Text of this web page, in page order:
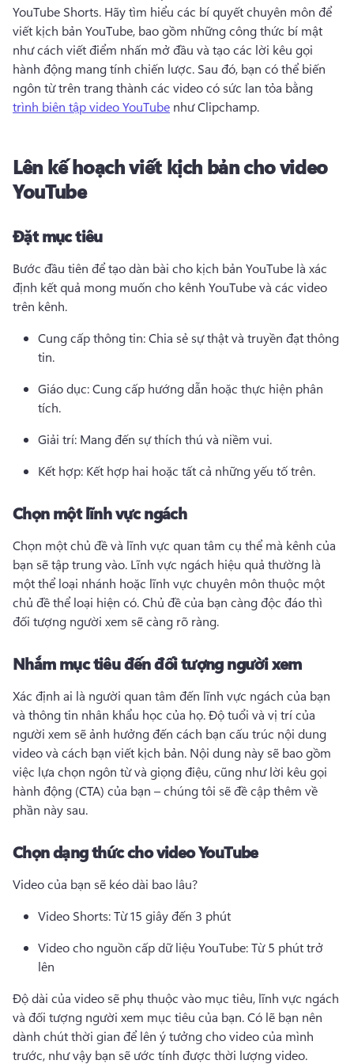
YouTube Shorts. Hãy tìm hiểu các bí quyết chuyên môn để
viết kịch bản YouTube, bao gồm những công thức bí mật
như cách viết điểm nhấn mở đầu và tạo các lời kêu gọi
hành động mang tính chiến lược. Sau đó, bạn có thể biến
ngôn từ trên trang thành các video có sức lan tỏa bằng
trình biên tập video YouTube như Clipchamp.
Lên kế hoạch viết kịch bản cho video
YouTube
Đặt mục tiêu
Bước đầu tiên để tạo dàn bài cho kịch bản YouTube là xác
định kết quả mong muốn cho kênh YouTube và các video
trên kênh.
Cung cấp thông tin: Chia sẻ sự thật và truyền đạt thông
tin.
Giáo dục: Cung cấp hướng dẫn hoặc thực hiện phân
tích.
Giải trí: Mang đến sự thích thú và niềm vui.
Kết hợp: Kết hợp hai hoặc tất cả những yếu tố trên.
Chọn một lĩnh vực ngách
Chọn một chủ đề và lĩnh vực quan tâm cụ thể mà kênh của
bạn sẽ tập trung vào. Lĩnh vực ngách hiệu quả thường là
một thể loại nhánh hoặc lĩnh vực chuyên môn thuộc một
chủ đề thể loại hiện có. Chủ đề của bạn càng độc đáo thì
đối tượng người xem sẽ càng rõ ràng.
Nhắm mục tiêu đến đối tượng người xem
Xác định ai là người quan tâm đến lĩnh vực ngách của bạn
và thông tin nhân khẩu học của họ. Độ tuổi và vị trí của
người xem sẽ ảnh hưởng đến cách bạn cấu trúc nội dung
video và cách bạn viết kịch bản. Nội dung này sẽ bao gồm
việc lựa chọn ngôn từ và giọng điệu, cũng như lời kêu gọi
hành động (CTA) của bạn – chúng tôi sẽ đề cập thêm về
phần này sau.
Chọn dạng thức cho video YouTube
Video của bạn sẽ kéo dài bao lâu?
Video Shorts: Từ 15 giây đến 3 phút
Video cho nguồn cấp dữ liệu YouTube: Từ 5 phút trở
lên
Độ dài của video sẽ phụ thuộc vào mục tiêu, lĩnh vực ngách
và đối tượng người xem mục tiêu của bạn. Có lẽ bạn nên
dành chút thời gian để lên ý tưởng cho video của mình
trước, như vậy bạn sẽ ước tính được thời lượng video.